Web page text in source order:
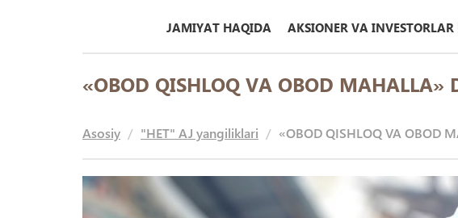
JAMIYAT HAQIDA AKSIONER VA INVESTORLAR
«OBOD QISHLOQ VA OBOD MAHALLA»
Asosiy "HET" AJ yangiliklari «OBOD QISHLOQ VA OBOD